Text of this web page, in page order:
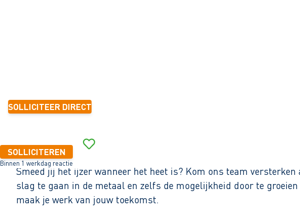
SOLLICITEER DIRECT
SOLLICITEREN
Binnen 1 werkdag reactie
Smeed jij het ijzer wanneer het heet is? Kom ons team
slag te gaan in de metaal en zelfs de mogelijkheid door te
maak je werk van jouw toekomst.